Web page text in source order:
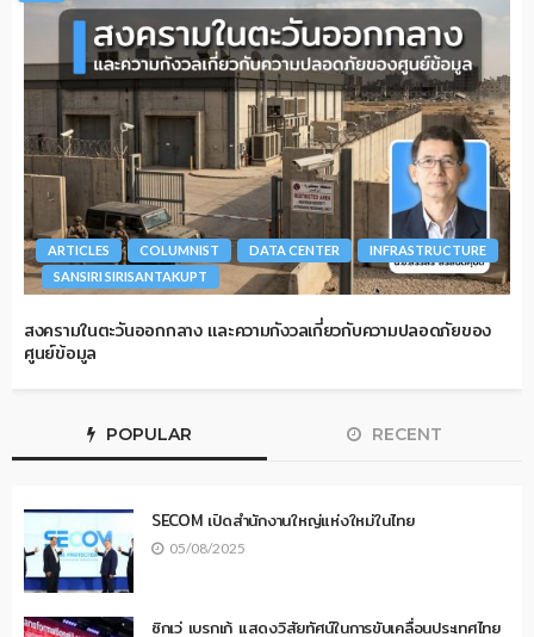
ARTICLES COLUMNIST DATA CENTER
INFRASTRUCTURE
SANSIRI SIRISANTAKUPT
สงครามในตะวันออกกลาง และความกังวลเกี่ยวกับความปลอดภัยของ
ศูนย์ข้อมูล
POPULAR RECENT
SECOM เปิดสำนักงานใหญ่แห่งใหม่ในไทย
05/08/2025
ซิกเว่ เบรกเก้ แสดงวิสัยทัศน์ในการขับเคลื่อนประเทศไทย